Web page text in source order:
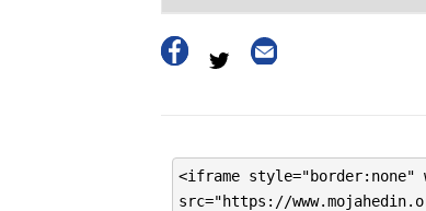
<iframe style="border:none"
src="https://